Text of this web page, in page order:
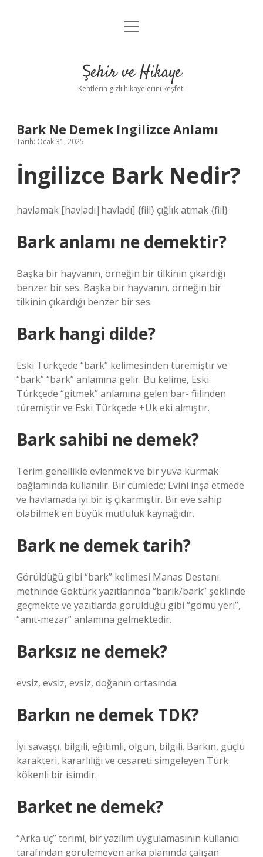
Anasayfa
Yasal Uyarı
menüyü
Şehir ve Hikaye
Kentlerin gizli hikayelerini keşfet!
Bark Ne Demek Ingilizce Anlamı
Tarih: Ocak 31, 2025
İngilizce Bark Nedir?
havlamak [havladı|havladı] {fiil} çığlık atmak {fiil}
Bark anlamı ne demektir?
Başka bir hayvanın, örneğin bir tilkinin çıkardığı
benzer bir ses. Başka bir hayvanın, örneğin bir
tilkinin çıkardığı benzer bir ses.
Bark hangi dilde?
Eski Türkçede “bark” kelimesinden türemiştir ve
“bark” “bark” anlamına gelir. Bu kelime, Eski
Türkçede “gitmek” anlamına gelen bar- fiilinden
türemiştir ve Eski Türkçede +Uk eki almıştır.
Bark sahibi ne demek?
Terim genellikle evlenmek ve bir yuva kurmak
bağlamında kullanılır. Bir cümlede; Evini inşa etmede
ve havlamada iyi bir iş çıkarmıştır. Bir eve sahip
olabilmek en büyük mutluluk kaynağıdır.
Bark ne demek tarih?
Görüldüğü gibi “bark” kelimesi Manas Destanı
metninde Göktürk yazıtlarında “barık/bark” şeklinde
geçmekte ve yazıtlarda görüldüğü gibi “gömü yeri”,
“anıt-mezar” anlamına gelmektedir.
Barksız ne demek?
evsiz, evsiz, evsiz, doğanın ortasında.
Barkın ne demek TDK?
İyi savaşçı, bilgili, eğitimli, olgun, bilgili. Barkın, güçlü
karakteri, kararlılığı ve cesareti simgeleyen Türk
kökenli bir isimdir.
Barket ne demek?
“Arka uç” terimi, bir yazılım uygulamasının kullanıcı
tarafından görülemeyen arka planında çalışan